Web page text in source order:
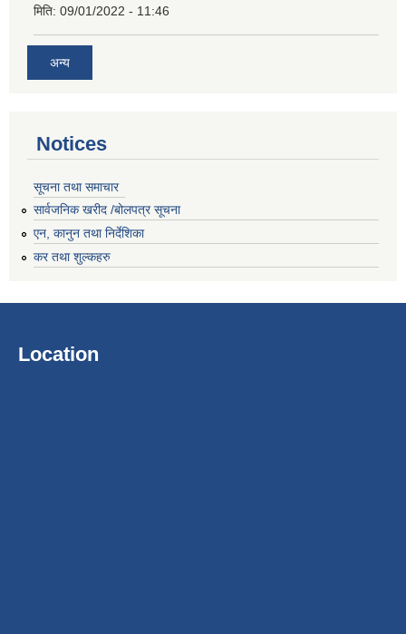
मिति: 09/01/2022 - 11:46
अन्य
Notices
सूचना तथा समाचार
सार्वजनिक खरीद /बोलपत्र सूचना
एन, कानुन तथा निर्देशिका
कर तथा शुल्कहरु
Location